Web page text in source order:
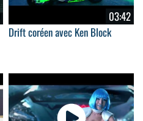
03:42
Drift coréen avec Ken Block